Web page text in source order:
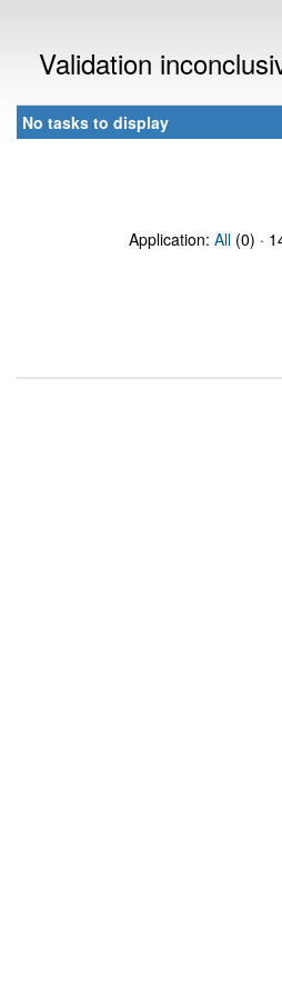
Validation
No tasks to display
Application: All (0) ·